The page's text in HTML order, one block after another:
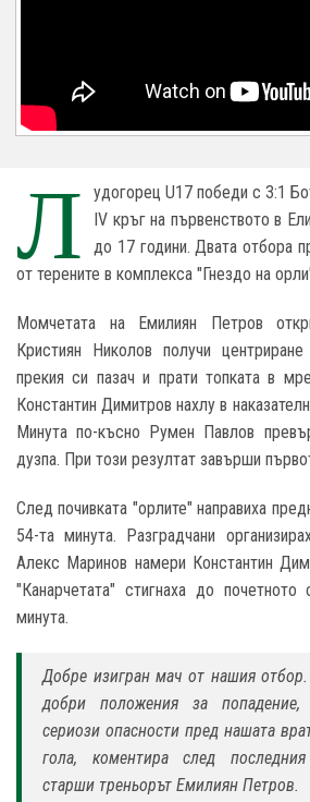
Л
удогорец U17 победи с 3:1
IV кръг на първенството в
до 17 години. Двата отбора
от терените в комплекса "Гнездо на
Момчетата на Емилиян Петров
Кристиян Николов получи
прекия си пазач и прати топката в
Константин Димитров нахлу в
Минута по-късно Румен Павлов
дузпа. При този резултат завърши
След почивката "орлите" направиха
54-та минута. Разградчани
Алекс Маринов намери Константин
"Канарчетата" стигнаха до
минута.
Добре изигран мач от нашия
добри положения за
сериози опасности пред нашата
гола, коментира след
старши треньорът Емилиян Петров.